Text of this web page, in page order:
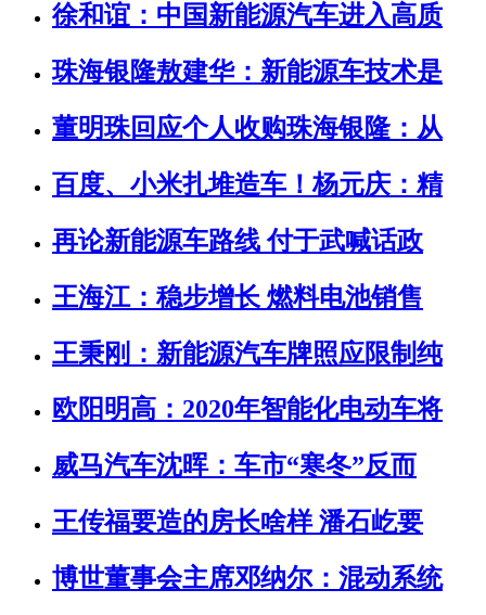
徐和谊：中国新能源汽车进入高质
珠海银隆敖建华：新能源车技术是
董明珠回应个人收购珠海银隆：从
百度、小米扎堆造车！杨元庆：精
再论新能源车路线 付于武喊话政
王海江：稳步增长 燃料电池销售
王秉刚：新能源汽车牌照应限制纯
欧阳明高：2020年智能化电动车将
威马汽车沈晖：车市“寒冬”反而
王传福要造的房长啥样 潘石屹要
博世董事会主席邓纳尔：混动系统